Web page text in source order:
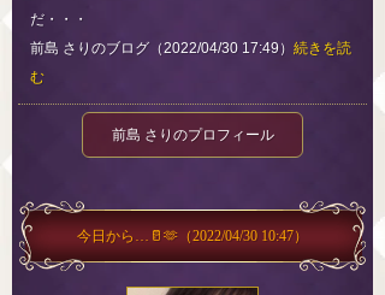
だ・・・
前島 さりのブログ（2022/04/30 17:49） 続きを読
む
前島 さりのプロフィール
今日から…🥛🫶 （2022/04/30 10:47）